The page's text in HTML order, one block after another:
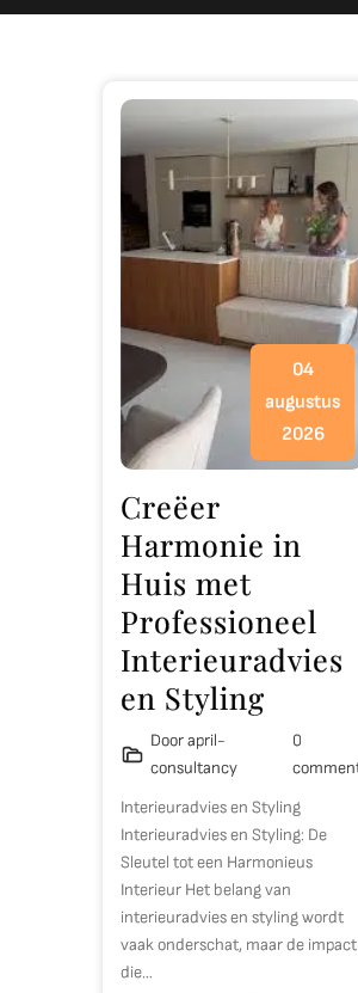
04
augustus
2026
Creëer
Harmonie in
Huis met
Professioneel
Interieuradvies
en Styling
Door april-
consultancy
0
Interieuradvies en Styling
Interieuradvies en Styling: De
Sleutel tot een Harmonieus
Interieur Het belang van
interieuradvies en styling wordt
vaak onderschat, maar de impact
die…